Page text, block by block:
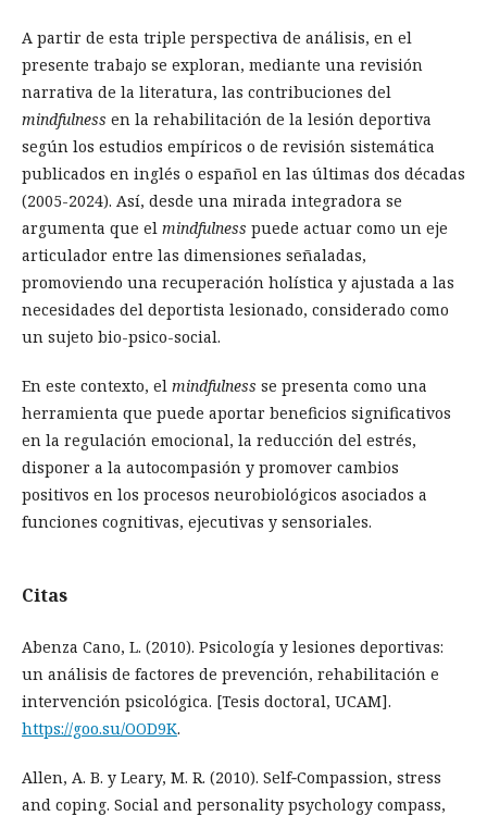
A partir de esta triple perspectiva de análisis, en el
presente trabajo se exploran, mediante una revisión
narrativa de la literatura, las contribuciones del
mindfulness en la rehabilitación de la lesión deportiva
según los estudios empíricos o de revisión sistemática
publicados en inglés o español en las últimas dos décadas
(2005-2024). Así, desde una mirada integradora se
argumenta que el mindfulness puede actuar como un eje
articulador entre las dimensiones señaladas,
promoviendo una recuperación holística y ajustada a las
necesidades del deportista lesionado, considerado como
un sujeto bio-psico-social.
En este contexto, el mindfulness se presenta como una
herramienta que puede aportar beneficios significativos
en la regulación emocional, la reducción del estrés,
disponer a la autocompasión y promover cambios
positivos en los procesos neurobiológicos asociados a
funciones cognitivas, ejecutivas y sensoriales.
Citas
Abenza Cano, L. (2010). Psicología y lesiones deportivas:
un análisis de factores de prevención, rehabilitación e
intervención psicológica. [Tesis doctoral, UCAM].
https://goo.su/OOD9K.
Allen, A. B. y Leary, M. R. (2010). Self‐Compassion, stress
and coping. Social and personality psychology compass,